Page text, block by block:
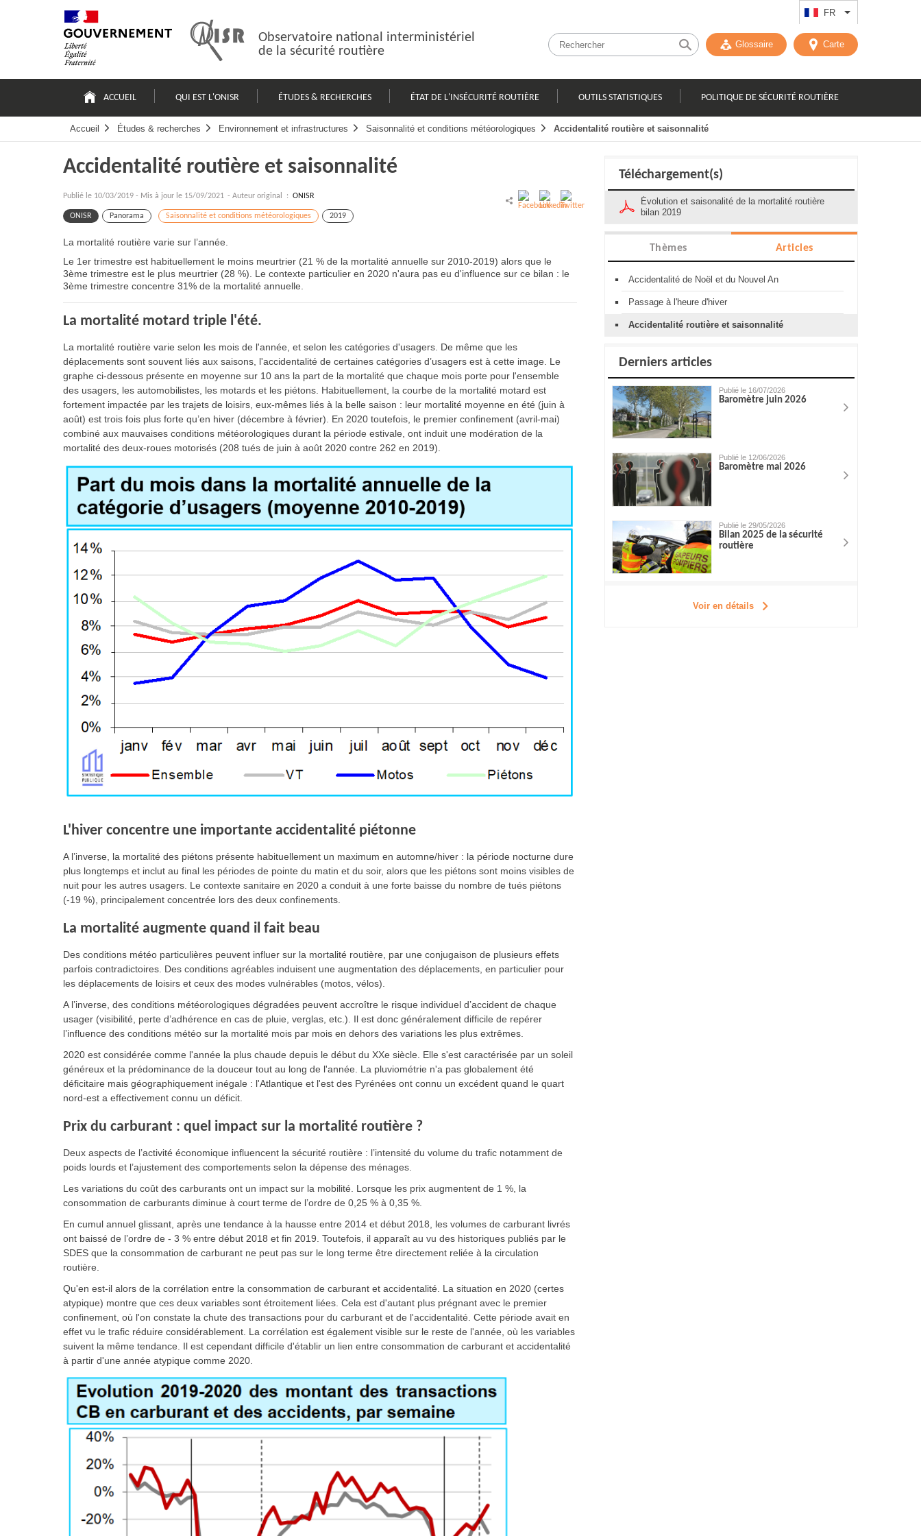
FR Lister les actions
Observatoire national interministériel
de la sécurité routière
Glossaire Carte
principale
ACCUEIL QUI EST L'ONISR ÉTUDES & RECHERCHES ÉTAT DE L'INSÉCURITÉ ROUTIÈRE OUTILS STATISTIQUES POLITIQUE DE SÉCURITÉ ROUTIÈRE
Accueil Études & recherches Environnement et infrastructures Saisonnalité et conditions météorologiques Accidentalité routière et saisonnalité
Accidentalité routière et saisonnalité
Publié le 10/03/2019 - Mis à jour le 15/09/2021 - Auteur original : ONISR
ONISR Panorama Saisonnalité et conditions météorologiques 2019
La mortalité routière varie sur l’année.
Le 1er trimestre est habituellement le moins meurtrier (21 % de la mortalité annuelle sur 2010-2019) alors que le
3ème trimestre est le plus meurtrier (28 %). Le contexte particulier en 2020 n'aura pas eu d'influence sur ce bilan : le
3ème trimestre concentre 31% de la mortalité annuelle.
La mortalité motard triple l'été.
La mortalité routière varie selon les mois de l'année, et selon les catégories d'usagers. De même que les
déplacements sont souvent liés aux saisons, l'accidentalité de certaines catégories d’usagers est à cette image. Le
graphe ci-dessous présente en moyenne sur 10 ans la part de la mortalité que chaque mois porte pour l'ensemble
des usagers, les automobilistes, les motards et les piétons. Habituellement, la courbe de la mortalité motard est
fortement impactée par les trajets de loisirs, eux-mêmes liés à la belle saison : leur mortalité moyenne en été (juin à
août) est trois fois plus forte qu’en hiver (décembre à février). En 2020 toutefois, le premier confinement (avril-mai)
combiné aux mauvaises conditions météorologiques durant la période estivale, ont induit une modération de la
mortalité des deux-roues motorisés (208 tués de juin à août 2020 contre 262 en 2019).
L'hiver concentre une importante accidentalité piétonne
A l’inverse, la mortalité des piétons présente habituellement un maximum en automne/hiver : la période nocturne dure
plus longtemps et inclut au final les périodes de pointe du matin et du soir, alors que les piétons sont moins visibles de
nuit pour les autres usagers. Le contexte sanitaire en 2020 a conduit à une forte baisse du nombre de tués piétons
(-19 %), principalement concentrée lors des deux confinements.
La mortalité augmente quand il fait beau
Des conditions météo particulières peuvent influer sur la mortalité routière, par une conjugaison de plusieurs effets
parfois contradictoires. Des conditions agréables induisent une augmentation des déplacements, en particulier pour
les déplacements de loisirs et ceux des modes vulnérables (motos, vélos).
A l’inverse, des conditions météorologiques dégradées peuvent accroître le risque individuel d’accident de chaque
usager (visibilité, perte d’adhérence en cas de pluie, verglas, etc.). Il est donc généralement difficile de repérer
l’influence des conditions météo sur la mortalité mois par mois en dehors des variations les plus extrêmes.
2020 est considérée comme l'année la plus chaude depuis le début du XXe siècle. Elle s'est caractérisée par un soleil
généreux et la prédominance de la douceur tout au long de l'année. La pluviométrie n'a pas globalement été
déficitaire mais géographiquement inégale : l'Atlantique et l'est des Pyrénées ont connu un excédent quand le quart
nord-est a effectivement connu un déficit.
Prix du carburant : quel impact sur la mortalité routière ?
Deux aspects de l’activité économique influencent la sécurité routière : l’intensité du volume du trafic notamment de
poids lourds et l’ajustement des comportements selon la dépense des ménages.
Les variations du coût des carburants ont un impact sur la mobilité. Lorsque les prix augmentent de 1 %, la
consommation de carburants diminue à court terme de l’ordre de 0,25 % à 0,35 %.
En cumul annuel glissant, après une tendance à la hausse entre 2014 et début 2018, les volumes de carburant livrés
ont baissé de l’ordre de - 3 % entre début 2018 et fin 2019. Toutefois, il apparaît au vu des historiques publiés par le
SDES que la consommation de carburant ne peut pas sur le long terme être directement reliée à la circulation
routière.
Qu'en est-il alors de la corrélation entre la consommation de carburant et accidentalité. La situation en 2020 (certes
atypique) montre que ces deux variables sont étroitement liées. Cela est d'autant plus prégnant avec le premier
confinement, où l'on constate la chute des transactions pour du carburant et de l'accidentalité. Cette période avait en
effet vu le trafic réduire considérablement. La corrélation est également visible sur le reste de l'année, où les variables
suivent la même tendance. Il est cependant difficile d'établir un lien entre consommation de carburant et accidentalité
à partir d'une année atypique comme 2020.
Téléchargement(s)
Évolution et saisonalité de la mortalité routière
bilan 2019
Thèmes Articles
Accidentalité de Noël et du Nouvel An
Passage à l'heure d'hiver
Accidentalité routière et saisonnalité
Derniers articles
Publié le 16/07/2026
Baromètre juin 2026
Publié le 12/06/2026
Baromètre mai 2026
Publié le 29/05/2026
Bilan 2025 de la sécurité
routière
Voir en détails